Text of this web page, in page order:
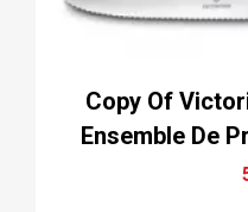
Copy Of
Ensemble De